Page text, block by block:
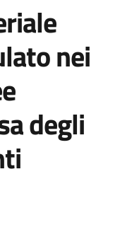
nei
degli